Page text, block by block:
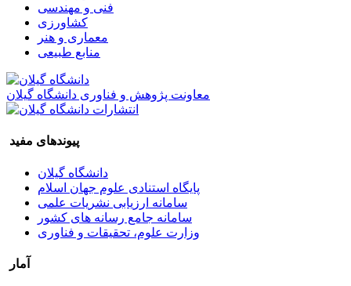
فنی و مهندسی
کشاورزی
معماری و هنر
منابع طبیعی
معاونت پژوهش و فناوری دانشگاه گیلان
پیوندهای مفید
دانشگاه گیلان
پایگاه استنادی علوم جهان اسلام
سامانه ارزیابی نشریات علمی
سامانه جامع رسانه های کشور
وزارت علوم، تحقیقات و فناوری
آمار